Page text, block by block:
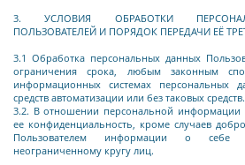
3. УСЛОВИЯ ОБРАБОТКИ
ПОЛЬЗОВАТЕЛЕЙ И ПОРЯДОК ПЕРЕДАЧИ ЕЁ
3.1 Обработка персональных данных
ограничения срока, любым законным
информационных системах персональных
средств автоматизации или без таковых средств.
3.2. В отношении персональной информации
ее конфиденциальность, кроме случаев
Пользователем информации о себе
неограниченному кругу лиц.